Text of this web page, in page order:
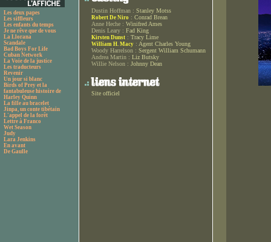
Les deux papes
Les siffleurs
Les enfants du temps
Je ne rêve que de vous
La Llorana
Scandale
Bad Boys For Life
Cuban Network
La Voie de la justice
Les traducteurs
Revenir
Un jour si blanc
Birds of Prey et la
fantabuleuse histoire de
Harley Quinn
La fille au bracelet
Jinpa, un conte tibétain
L'appel de la forêt
Lettre à Franco
Wet Season
Judy
Lara Jenkins
En avant
De Gaulle
Dustin Hoffman : Stanley Motss
Robert De Niro : Conrad Brean
Anne Heche : Winifred Ames
Denis Leary : Fad King
Kirsten Dunst : Tracy Lime
William H. Macy : Agent Charles Young
Woody Harrelson : Sergent William Schumann
Andrea Martin : Liz Butsky
Willie Nelson : Johnny Dean
Site officiel